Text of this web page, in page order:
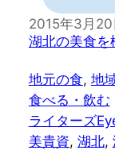
2015年3月20
湖北の美食を
地元の食, 地
食べる・飲む
ライターズ
美貴資, 湖北,